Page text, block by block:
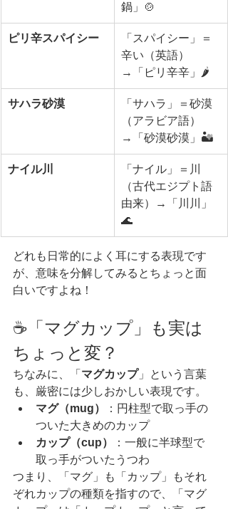
鍋」🍲
ピリ辛スパイシー
「スパイシー」＝
辛い（英語）
→「ピリ辛辛」🌶
サハラ砂漠
「サハラ」＝砂漠
（アラビア語）
→「砂漠砂漠」🏜
ナイル川
「ナイル」＝川
（古代エジプト語
由来）→「川川」
🌊
どれも日常的によく耳にする表現です
が、意味を分解してみるとちょっと面
白いですよね！
☕「マグカップ」も実は
ちょっと変？
ちなみに、「 マグカップ」という言葉
も、厳密には少しおかしい表現です。
マグ（mug）
：円柱型で取っ手の
ついた大きめのカップ
カップ（cup）
：一般に半球型で
取っ手がついたうつわ
つまり、「マグ」も「カップ」もそれ
ぞれカップの種類を指すので、「マグ